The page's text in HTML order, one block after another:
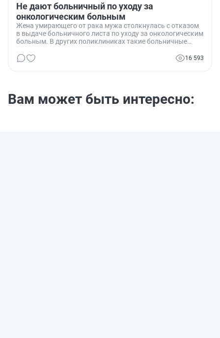
Не дают больничный по уходу за
онкологическим больным
Жена умирающего от рака мужа столкнулась с отказом
в выдаче больничного листа по уходу за онкологическим
больным. В других поликлиниках такие больничные
Какие существуют законные основания для получения16 593
Вам может быть интересно: